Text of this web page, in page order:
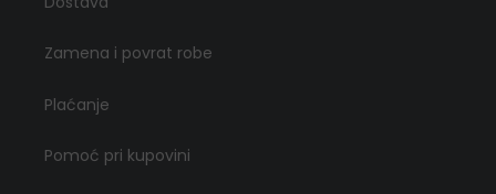
Zamena i povrat robe
Plaćanje
Pomoć pri kupovini